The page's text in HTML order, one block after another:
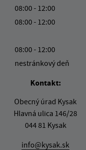
08:00 - 12:00
08:00 - 12:00
08:00 - 12:00
nestránkový deň
Kontakt:
Obecný úrad Kysak
Hlavná ulica 146/28
044 81 Kysak
info@kysak.sk